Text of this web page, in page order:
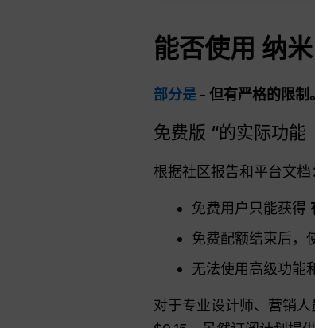
能否使用 纳米
部分是 - 但有严格的限制
免费版 “的实际功能
根据社区报告和平台文档
免费用户只能获得
免费配额结束后，
无法使用高级功能
对于专业设计师、营销